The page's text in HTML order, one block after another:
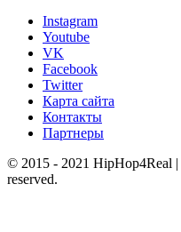
Instagram
Youtube
VK
Facebook
Twitter
Карта сайта
Контакты
Партнеры
© 2015 - 2021 HipHop4Real
reserved.